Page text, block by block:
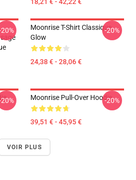
Moonrise T-Shirt Classique
Glow
24,38 € - 28,06 €
-20%
Moonrise Pull-Over Hoodie
39,51 € - 45,95 €
-20%
VOIR PLUS